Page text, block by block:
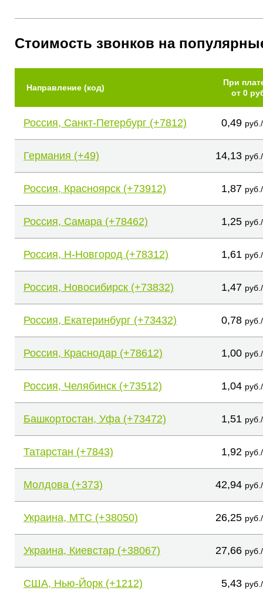
Стоимость звонков на
Направление (код)
При
от 0
Россия, Санкт-Петербург (+7812) 0,49
Германия (+49) 14,13
Россия, Красноярск (+73912) 1,87
Россия, Самара (+78462) 1,25
Россия, Н-Новгород (+78312) 1,61
Россия, Новосибирск (+73832) 1,47
Россия, Екатеринбург (+73432) 0,78
Россия, Краснодар (+78612) 1,00
Россия, Челябинск (+73512) 1,04
Башкортостан, Уфа (+73472) 1,51
Татарстан (+7843) 1,92
Молдова (+373) 42,94
Украина, МТС (+38050) 26,25
Украина, Киевстар (+38067) 27,66
США, Нью-Йорк (+1212) 5,43